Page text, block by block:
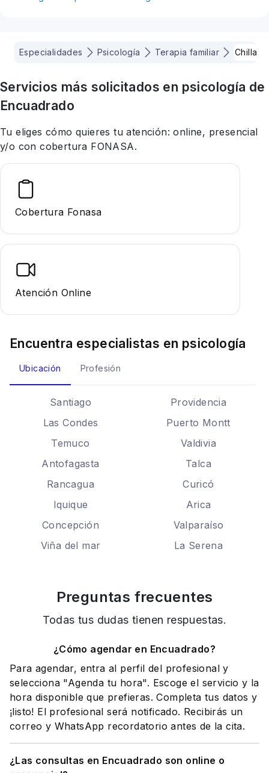
Especialidades Psicología Terapia familiar Chillan
Servicios más solicitados en psicología de
Encuadrado
Tu eliges cómo quieres tu atención: online, presencial
y/o con cobertura FONASA.
Cobertura Fonasa
Atención Online
Encuentra especialistas en psicología
Ubicación Profesión
Santiago
Providencia
Las Condes
Puerto Montt
Temuco
Valdivia
Antofagasta
Talca
Rancagua
Curicó
Iquique
Arica
Concepción
Valparaíso
Viña del mar
La Serena
Preguntas frecuentes
Todas tus dudas tienen respuestas.
¿Cómo agendar en Encuadrado?
Para agendar, entra al perfil del profesional y
selecciona "Agenda tu hora". Escoge el servicio y la
hora disponible que prefieras. Completa tus datos y
¡listo! El profesional será notificado. Recibirás un
correo y WhatsApp recordatorio antes de la cita.
¿Las consultas en Encuadrado son online o